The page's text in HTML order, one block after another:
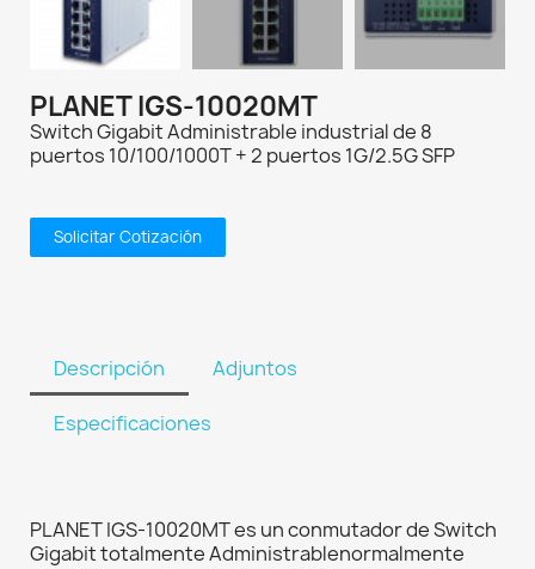
PLANET IGS-10020MT
Switch Gigabit Administrable industrial de 8
puertos 10/100/1000T + 2 puertos 1G/2.5G SFP
Solicitar Cotización
Descripción Adjuntos
Especificaciones
PLANET IGS-10020MT es un conmutador de Switch
Gigabit totalmente Administrablenormalmente